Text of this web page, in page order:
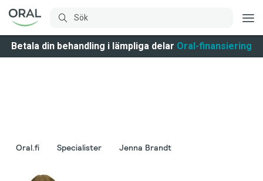
Betala din behandling i lämpliga delar Oral-finansiering
Oral.fi Specialister Jenna Brandt